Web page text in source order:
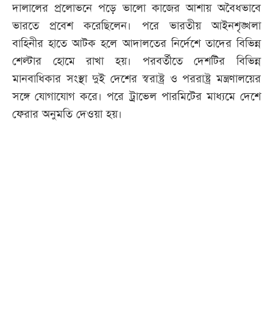
দালালের প্রলোভনে পড়ে ভালো কাজের আশায় অবৈধভাবে
ভারতে প্রবেশ করেছিলেন। পরে ভারতীয় আইনশৃঙ্খলা
বাহিনীর হাতে আটক হলে আদালতের নির্দেশে তাদের বিভিন্ন
শেল্টার হোমে রাখা হয়। পরবর্তীতে দেশটির বিভিন্ন
মানবাধিকার সংস্থা দুই দেশের স্বরাষ্ট্র ও পররাষ্ট্র মন্ত্রণালয়ের
সঙ্গে যোগাযোগ করে। পরে ট্রাভেল পারমিটের মাধ্যমে দেশে
ফেরার অনুমতি দেওয়া হয়।